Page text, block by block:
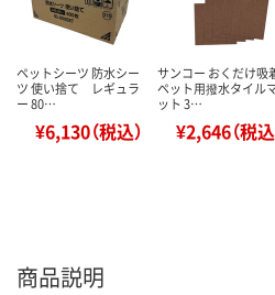
ペットシーツ 防水シー
ツ 使い捨て レギュラ
ー 80…
¥6,130（税込）
サンコー おくだけ吸
ペット用撥水タイル
ット 3…
¥2,646（税込
商品説明